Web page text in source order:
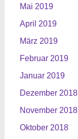
Mai 2019
April 2019
März 2019
Februar 2019
Januar 2019
Dezember 2018
November 2018
Oktober 2018